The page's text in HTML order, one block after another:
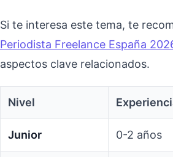
Si te interesa este tema, te
Periodista Freelance España
aspectos clave relacionados.
Nivel
Junior 0-2 años